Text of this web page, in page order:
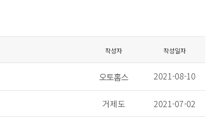
작성자 작성일자
2021-08-10
거제도 2021-07-02